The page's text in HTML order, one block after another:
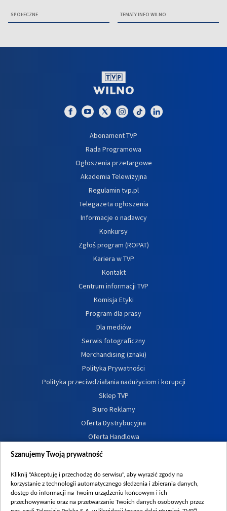
SPOŁECZNE TEMATY INFO WILNO
Abonament TVP
Rada Programowa
Ogłoszenia przetargowe
Akademia Telewizyjna
Regulamin tvp.pl
Telegazeta ogłoszenia
Informacje o nadawcy
Konkursy
Zgłoś program (ROPAT)
Kariera w TVP
Kontakt
Centrum informacji TVP
Komisja Etyki
Program dla prasy
Dla mediów
Serwis fotograficzny
Merchandising (znaki)
Polityka Prywatności
Polityka przeciwdziałania nadużyciom i korupcji
Sklep TVP
Biuro Reklamy
Oferta Dystrybucyjna
Oferta Handlowa
Dostępność
Procedura zgłoszeń wewnętrznych
Szanujemy Twoją prywatność
Kliknij "Akceptuję i przechodzę do serwisu", aby wyrazić zgody na
korzystanie z technologii automatycznego śledzenia i zbierania danych,
dostęp do informacji na Twoim urządzeniu końcowym i ich
przechowywanie oraz na przetwarzanie Twoich danych osobowych przez